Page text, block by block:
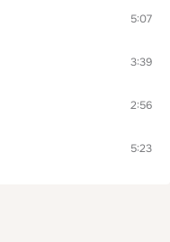
5:07
3:39
2:56
5:23